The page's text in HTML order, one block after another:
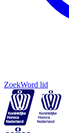
ZoekWord lid